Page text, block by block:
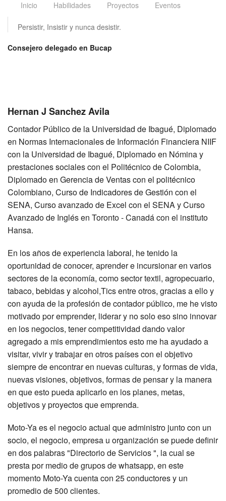
Inicio Habilidades Proyectos Eventos
Persistir, Insistir y nunca desistir.
Consejero delegado en Bucap
Hernan J Sanchez Avila
Contador Público de la Universidad de Ibagué, Diplomado
en Normas Internacionales de Información Financiera NIIF
con la Universidad de Ibagué, Diplomado en Nómina y
prestaciones sociales con el Politécnico de Colombia,
Diplomado en Gerencia de Ventas con el politécnico
Colombiano, Curso de Indicadores de Gestión con el
SENA, Curso avanzado de Excel con el SENA y Curso
Avanzado de Inglés en Toronto - Canadá con el instituto
Hansa.
En los años de experiencia laboral, he tenido la
oportunidad de conocer, aprender e incursionar en varios
sectores de la economía, como sector textil, agropecuario,
tabaco, bebidas y alcohol,Tics entre otros, gracias a ello y
con ayuda de la profesión de contador público, me he visto
motivado por emprender, liderar y no solo eso sino innovar
en los negocios, tener competitividad dando valor
agregado a mis emprendimientos esto me ha ayudado a
visitar, vivir y trabajar en otros países con el objetivo
siempre de encontrar en nuevas culturas, y formas de vida,
nuevas visiones, objetivos, formas de pensar y la manera
en que esto pueda aplicarlo en los planes, metas,
objetivos y proyectos que emprenda.
Moto-Ya es el negocio actual que administro junto con un
socio, el negocio, empresa u organización se puede definir
en dos palabras "Directorio de Servicios ", la cual se
presta por medio de grupos de whatsapp, en este
momento Moto-Ya cuenta con 25 conductores y un
promedio de 500 clientes.